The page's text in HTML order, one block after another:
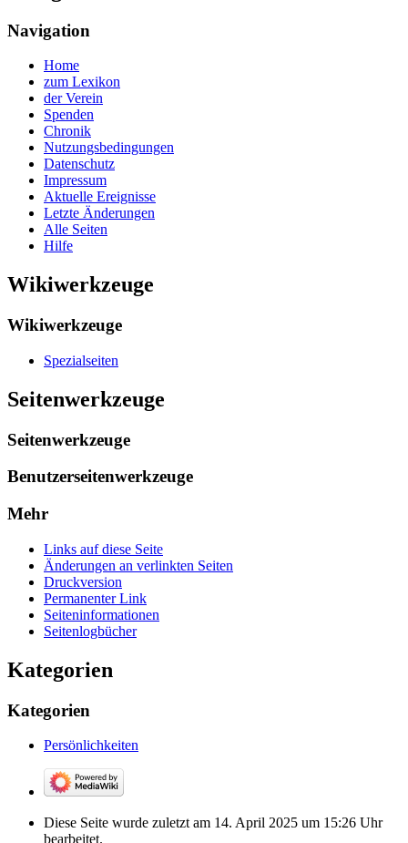
Navigation
Home
zum Lexikon
der Verein
Spenden
Chronik
Nutzungsbedingungen
Datenschutz
Impressum
Aktuelle Ereignisse
Letzte Änderungen
Alle Seiten
Hilfe
Wikiwerkzeuge
Wikiwerkzeuge
Spezialseiten
Seitenwerkzeuge
Seitenwerkzeuge
Benutzerseitenwerkzeuge
Mehr
Links auf diese Seite
Änderungen an verlinkten Seiten
Druckversion
Permanenter Link
Seiten­­informationen
Seitenlogbücher
Kategorien
Kategorien
Persönlichkeiten
Diese Seite wurde zuletzt am 14. April 2025 um 15:26 Uhr
bearbeitet.